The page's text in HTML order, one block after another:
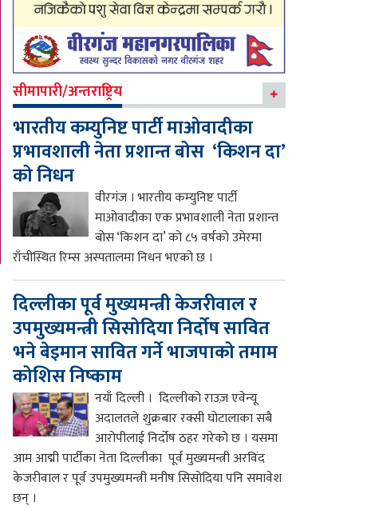
सीमापारी/अन्तराष्ट्रिय
भारतीय कम्युनिष्ट पार्टी माओवादीका
प्रभावशाली नेता प्रशान्त बोस ‘किशन दा’
को निधन
वीरगंज । भारतीय कम्युनिष्ट पार्टी
माओवादीका एक प्रभावशाली नेता प्रशान्त
बोस ‘किशन दा’ को ८५ वर्षको उमेरमा
राँचीस्थित रिम्स अस्पतालमा निधन भएको छ ।
दिल्लीका पूर्व मुख्यमन्त्री केजरीवाल र
उपमुख्यमन्त्री सिसोदिया निर्दोष सावित
भने बेइमान सावित गर्ने भाजपाको तमाम
कोशिस निष्काम
नयाँ दिल्ली । दिल्लीको राउज़ एवेन्यू
अदालतले शुक्रबार रक्सी घोटालाका सबै
आरोपीलाई निर्दोष ठहर गरेको छ । यसमा
आम आद्मी पार्टीका नेता दिल्लीका पूर्व मुख्यमन्त्री अरविंद
केजरीवाल र पूर्व उपमुख्यमन्त्री मनीष सिसोदिया पनि समावेश
छन् ।